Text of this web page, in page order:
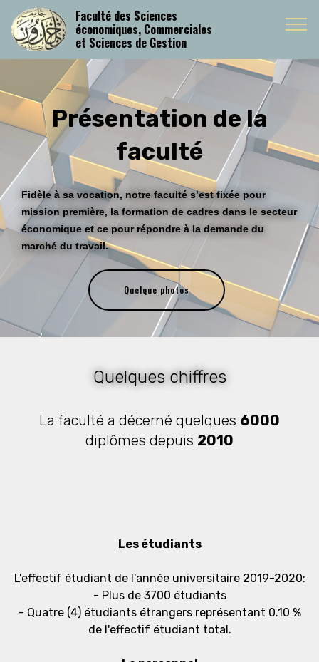
Mobirise Website Builder v4.9.3
Faculté des Sciences
économiques, Commerciales
et Sciences de Gestion
Présentation de la
faculté
Fidèle à sa vocation, notre faculté s’est fixée pour
mission première, la formation de cadres dans le secteur
économique et ce pour répondre à la demande du
marché du travail.
Quelque photos
Quelques chiffres
La faculté a décerné quelques 6000
diplômes depuis 2010
Les étudiants
L'effectif étudiant de l'année universitaire 2019-2020:
- Plus de 3700 étudiants
- Quatre (4) étudiants étrangers représentant 0.10 %
de l'effectif étudiant total.